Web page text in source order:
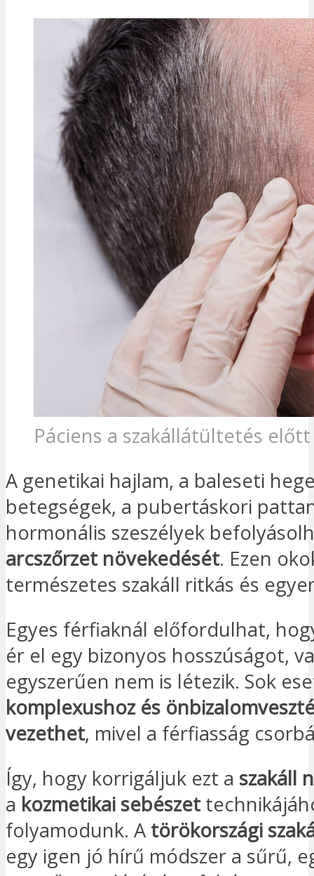
Páciens a szakállátültetés előtt
A genetikai hajlam, a baleseti
betegségek, a pubertáskori
hormonális szeszélyek
arcszőrzet növekedését. Ezen
természetes szakáll ritkás és
Egyes férfiaknál előfordulhat,
ér el egy bizonyos hosszúságot,
egyszerűen nem is létezik. Sok
komplexushoz és
vezethet, mivel a férfiasság
Így, hogy korrigáljuk ezt a szakáll
a kozmetikai sebészet
folyamodunk. A törökországi
egy igen jó hírű módszer a sűrű,